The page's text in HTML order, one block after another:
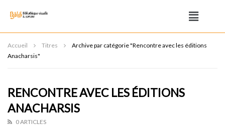
Accueil Titres
Archive par catégorie "Rencontre avec les éditions
Anacharsis"
RENCONTRE AVEC LES ÉDITIONS
ANACHARSIS
0 ARTICLES